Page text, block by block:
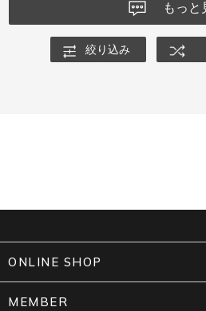
もっと
絞り込み
ONLINE SHOP
MEMBER